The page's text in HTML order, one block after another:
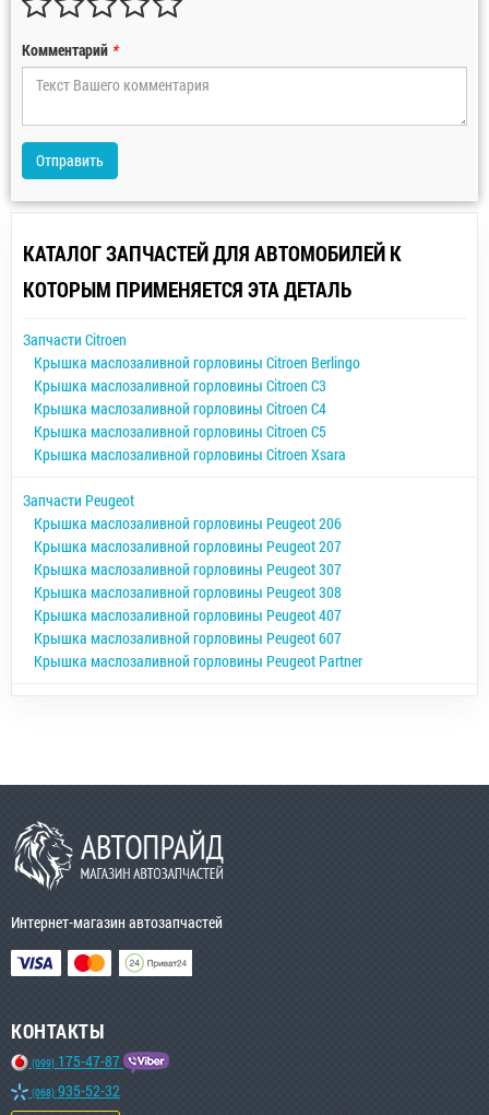
Комментарий *
Отправить
КАТАЛОГ ЗАПЧАСТЕЙ ДЛЯ АВТОМОБИЛЕЙ К
КОТОРЫМ ПРИМЕНЯЕТСЯ ЭТА ДЕТАЛЬ
Запчасти Citroen
Крышка маслозаливной горловины Citroen Berlingo
Крышка маслозаливной горловины Citroen C3
Крышка маслозаливной горловины Citroen C4
Крышка маслозаливной горловины Citroen C5
Крышка маслозаливной горловины Citroen Xsara
Запчасти Peugeot
Крышка маслозаливной горловины Peugeot 206
Крышка маслозаливной горловины Peugeot 207
Крышка маслозаливной горловины Peugeot 307
Крышка маслозаливной горловины Peugeot 308
Крышка маслозаливной горловины Peugeot 407
Крышка маслозаливной горловины Peugeot 607
Крышка маслозаливной горловины Peugeot Partner
Интернет-магазин автозапчастей
КОНТАКТЫ
(099) 175-47-87
(068) 935-52-32